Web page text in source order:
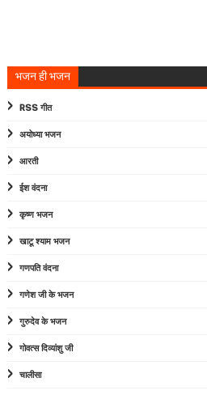
भजन ही भजन
RSS गीत
अयोध्या भजन
आरती
ईश वंदना
कृष्ण भजन
खाटू श्याम भजन
गणपति वंदना
गणेश जी के भजन
गुरुदेव के भजन
गोवत्स दिव्यांशु जी
चालीसा